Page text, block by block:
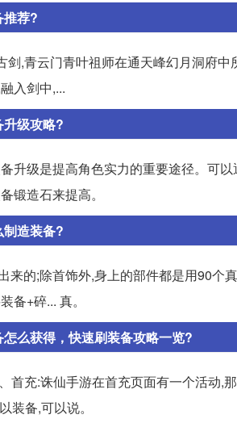
推荐?
剑,青云门青叶祖师在通天峰幻月洞府
入剑中,...
级攻略?
升级是提高角色实力的重要途径。可
锻造石来提高。
造装备?
来的;除首饰外,身上的部件都是用90个
备+碎... 真。
么获得，快速刷装备攻略一览?
首充:诛仙手游在首充页面有一个活动,
装备,可以说。